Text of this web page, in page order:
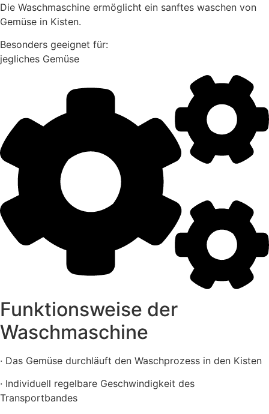
Die Waschmaschine ermöglicht ein sanftes waschen von
Gemüse in Kisten.
Besonders geeignet für:
jegliches Gemüse
Funktionsweise der
Waschmaschine
· Das Gemüse durchläuft den Waschprozess in den Kisten
· Individuell regelbare Geschwindigkeit des
Transportbandes